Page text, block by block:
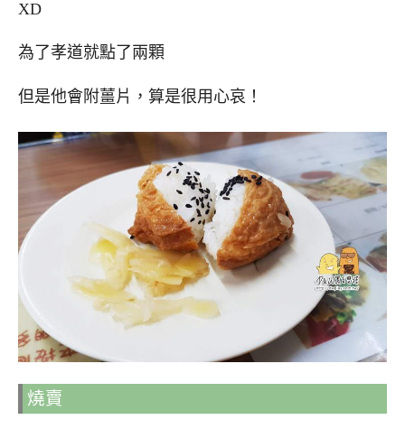
XD
為了孝道就點了兩顆
但是他會附薑片，算是很用心哀！
燒賣